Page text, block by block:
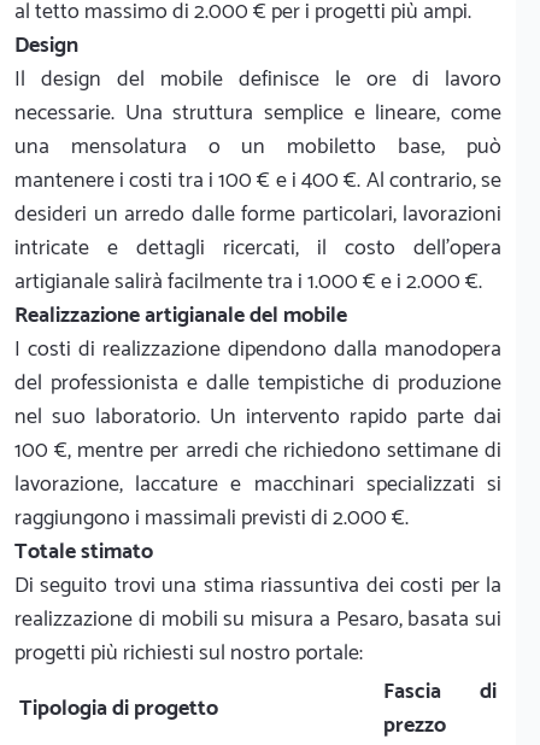
al tetto massimo di 2.000 € per i progetti più ampi.
Design
Il design del mobile definisce le ore di lavoro
necessarie. Una struttura semplice e lineare, come
una mensolatura o un mobiletto base, può
mantenere i costi tra i 100 € e i 400 €. Al contrario, se
desideri un arredo dalle forme particolari, lavorazioni
intricate e dettagli ricercati, il costo dell'opera
artigianale salirà facilmente tra i 1.000 € e i 2.000 €.
Realizzazione artigianale del mobile
I costi di realizzazione dipendono dalla manodopera
del professionista e dalle tempistiche di produzione
nel suo laboratorio. Un intervento rapido parte dai
100 €, mentre per arredi che richiedono settimane di
lavorazione, laccature e macchinari specializzati si
raggiungono i massimali previsti di 2.000 €.
Totale stimato
Di seguito trovi una stima riassuntiva dei costi per la
realizzazione di mobili su misura a Pesaro, basata sui
progetti più richiesti sul nostro portale:
Tipologia di progetto
Fascia di
prezzo